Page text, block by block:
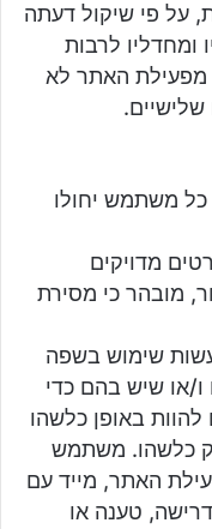
על פי שיקול דעתה
ומחדליו לרבות
מפעילת האתר לא
משתמש יחולו
מדויקים
מובהר כי מסירת
שימוש בשפה
ו/או שיש בהם כדי
באופן כלשהו
כלשהו. משתמש
האתר, מייד עם
טענה או